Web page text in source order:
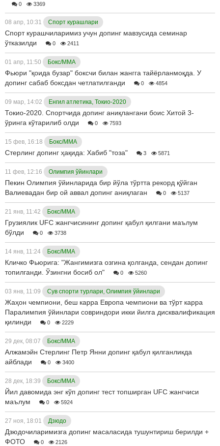
0 3369
08 апр, 10:31 Спорт курашлари
Спорт курашчиларимиз учун допинг мавзусида семинар
ўтказилди
0 2411
01 апр, 11:50 Бокс/ММА
Фьюри "қоида бузар" боксчи билан жангга тайёрланмоқда. У
допинг сабаб боксдан четлатилганди
0 4854
09 мар, 14:02 Енгил атлетика, Токио-2020
Токио-2020. Спортчида допинг аниқлангани боис Хитой 3-
ўринга кўтарилиб олди
0 7593
15 фев, 16:18 Бокс/ММА
Стерлинг допинг ҳақида: Хабиб "тоза" 3 5871
11 фев, 12:16 Олимпия ўйинлари
Пекин Олимпия ўйинларида бир йўла тўртта рекорд қўйган
Валиевадaн бир ой аввал допинг аниқлаган
0 5137
21 янв, 11:42 Бокс/ММА
Грузиялик UFC жангчисининг допинг қабул қилгани маълум
бўлди
0 3738
14 янв, 11:24 Бокс/ММА
Кличко Фьюрига: "Жангимизга озгина қолганда, сендан допинг
топилганди. Ўзингни босиб ол"
0 5260
03 янв, 11:09 Сув спорти турлари, Олимпия ўйинлари
Жаҳон чемпиони, беш карра Европа чемпиони ва тўрт карра
Паралимпия ўйинлари совриндори икки йилга дисквалификация
қилинди
0 2229
29 дек, 08:07 Бокс/ММА
Алжамэйн Стерлинг Петр Янни допинг қабул қилганликда
айблади
0 3400
28 дек, 18:39 Бокс/ММА
Йил давомида энг кўп допинг тест топширган UFC жангчиси
маълум
0 5924
27 ноя, 18:01 Дзюдо
Дзюдочиларимизга допинг масаласида тушунтириш берилди +
ФОТО
0 2126